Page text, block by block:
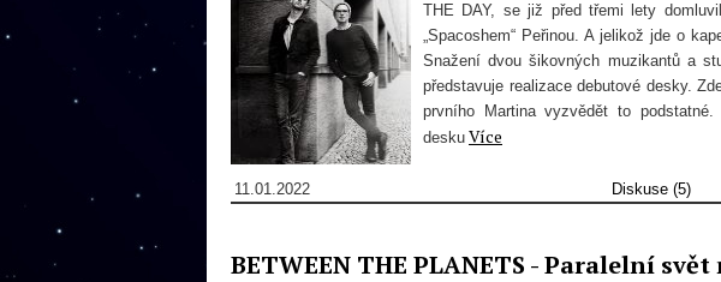
THE DAY, se již před třemi lety
„Spacoshem“ Peřinou. A jelikož jde o
Snažení dvou šikovných muzikantů a
představuje realizace debutové desky.
prvního Martina vyzvědět to
desku Více
11.01.2022 Diskuse (5)
BETWEEN THE PLANETS - Paralelní